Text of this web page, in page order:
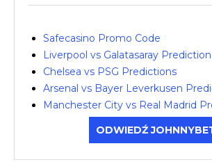
Safecasino Promo Code
Liverpool vs Galatasaray Prediction
Chelsea vs PSG Predictions
Arsenal vs Bayer Leverkusen
Manchester City vs Real Madrid
ODWIEDŹ